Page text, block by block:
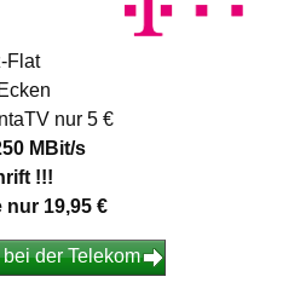
Flat
nur 5 €
MBit/s
!!!
nur 19,95 €
der Telekom